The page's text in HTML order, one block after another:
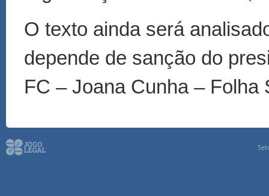
O texto ainda será
depende de sanção do
FC – Joana Cunha – Folha